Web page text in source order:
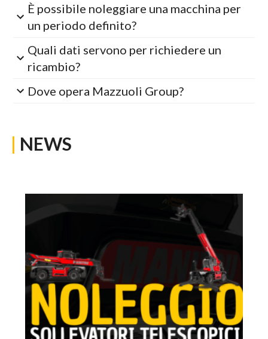
È possibile noleggiare una macchina per
un periodo definito?
Quali dati servono per richiedere un
ricambio?
Dove opera Mazzuoli Group?
| NEWS